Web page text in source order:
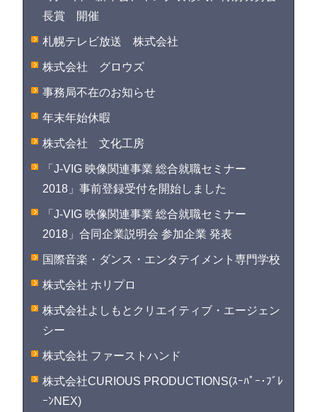
長賞 開催
札幌テレビ放送 株式会社
株式会社 グロウズ
事務局不在のお知らせ
年末年始休暇
株式会社 文化工房
「J-VIG 映像関連事業 総合就職セミナー
2018」事前登録受付を開始しました
「J-VIG 映像関連事業 総合就職セミナー
2018」合同企業説明会 参加企業 発表
国際音楽・ダンス・エンタテイメント専門学校
株式会社 ホリプロ
株式会社よしもとクリエイティブ・エージェン
シー
株式会社 ファーストハンド
株式会社CURIOUS PRODUCTIONS(ｽｰﾊﾟｰ･ﾌﾞﾚ
ｰﾝNEX)